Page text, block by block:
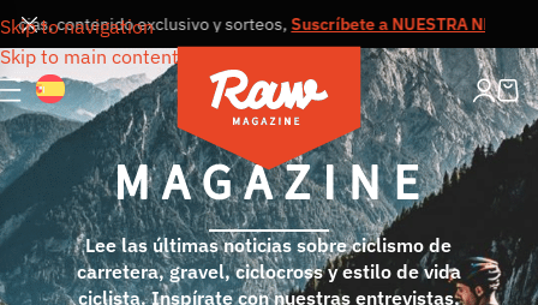
Skip to navigation
Skip to main content
contenido exclusivo y sorteos,Suscríbete a NUESTRA NEWSLETTER
Lee las últimas noticias sobre ciclismo de
carretera, gravel, ciclocross y estilo de vida
ciclista. Inspírate con nuestras entrevistas,